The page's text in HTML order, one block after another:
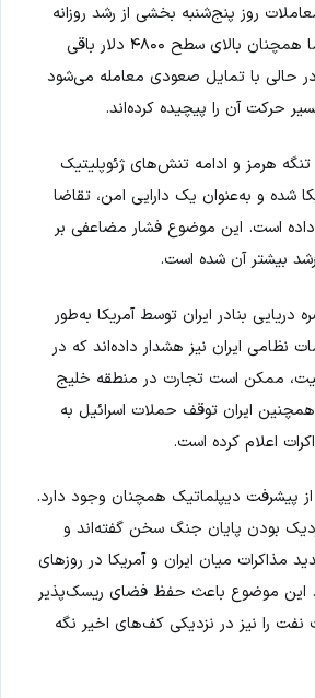
روز پنج‌شنبه بخشی از رشد روزانه
خود را از دست داد، اما همچنان بالای سطح ۴۸۰۰ دلار باقی
در حالی با تمایل صعودی معامله می‌شود
حرکت آن را پیچیده کرده‌اند.
هرمز و ادامه تنش‌های ژئوپلیتیک
شده و به‌عنوان یک دارایی امن، تقاضا
داده است. این موضوع فشار مضاعفی بر
بیشتر آن شده است.
دریایی بنادر ایران توسط آمریکا به‌طور
نظامی ایران نیز هشدار داده‌اند که در
ممکن است تجارت در منطقه خلیج
ایران توقف حملات اسرائیل به
اعلام کرده است.
پیشرفت دیپلماتیک همچنان وجود دارد.
بودن پایان جنگ سخن گفته‌اند و
مذاکرات میان ایران و آمریکا در روزهای
این موضوع باعث حفظ فضای ریسک‌پذیر
نفت را نیز در نزدیکی کف‌های اخیر نگه